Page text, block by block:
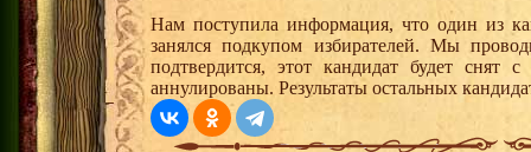
Нам поступила информация, что один из
занялся подкупом избирателей. Мы
подтвердится, этот кандидат будет снят
аннулированы. Результаты остальных